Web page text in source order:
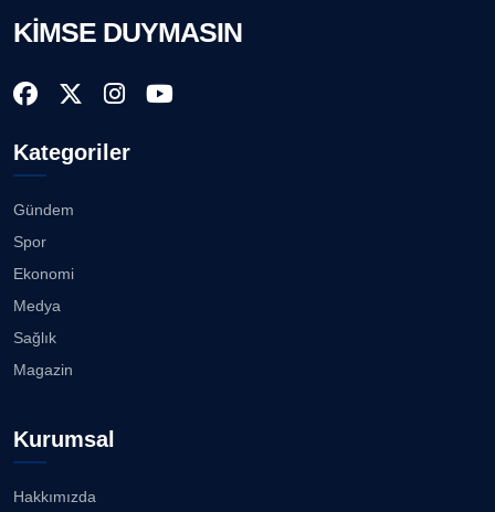
KİMSE DUYMASIN
Kategoriler
Gündem
Spor
Ekonomi
Medya
Sağlık
Magazin
Kurumsal
Hakkımızda